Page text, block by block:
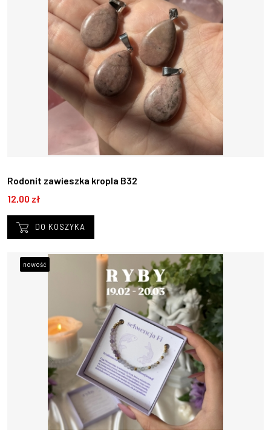
Rodonit zawieszka kropla B32
12,00 zł
DO KOSZYKA
nowość